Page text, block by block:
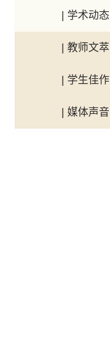
| 学术动态
| 教师文萃
| 学生佳作
| 媒体声音